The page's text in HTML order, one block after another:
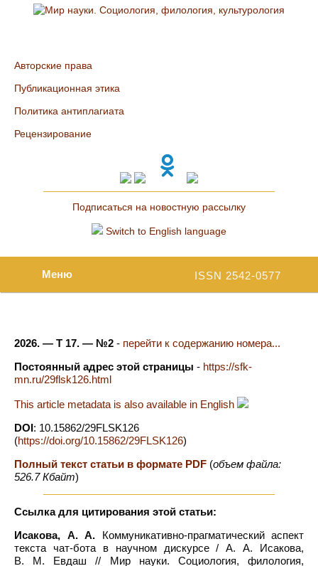
Авторские права
Публикационная этика
Политика антиплагиата
Рецензирование
Подписаться на новостную рассылку
Switch to English language
ISSN 2542-0577
Меню
2026. — Т 17. — №2 - перейти к содержанию номера...
Постоянный адрес этой страницы - https://sfk-
mn.ru/29flsk126.html
This article metadata is also available in English
DOI: 10.15862/29FLSK126
(https://doi.org/10.15862/29FLSK126)
Полный текст статьи в формате PDF (объем файла:
526.7 Кбайт)
Ссылка для цитирования этой статьи:
Исакова, А. А. Коммуникативно-прагматический аспект
текста чат-бота в научном дискурсе / А. А. Исакова,
В. М. Евдаш // Мир науки. Социология, филология,